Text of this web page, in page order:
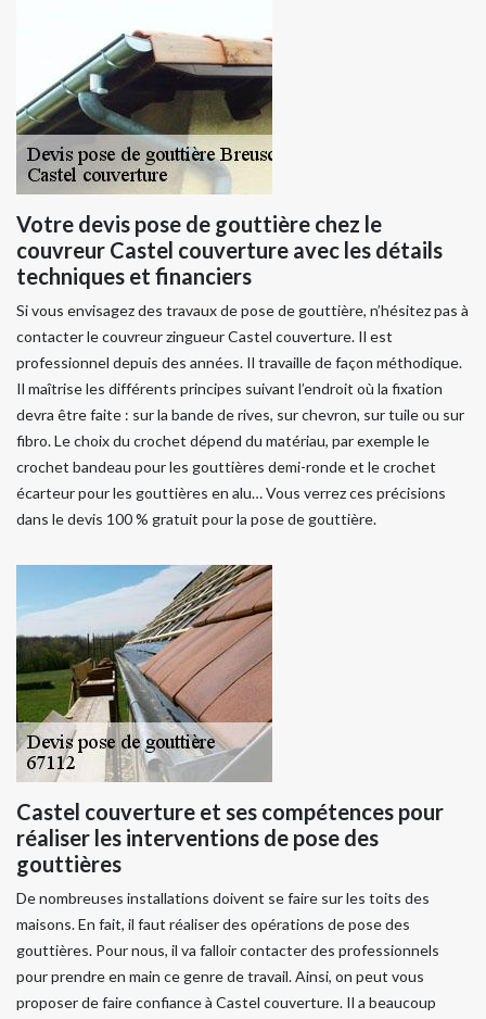
Votre devis pose de gouttière chez le
couvreur Castel couverture avec les détails
techniques et financiers
Si vous envisagez des travaux de pose de gouttière, n’hésitez pas à
contacter le couvreur zingueur Castel couverture. Il est
professionnel depuis des années. Il travaille de façon méthodique.
Il maîtrise les différents principes suivant l’endroit où la fixation
devra être faite : sur la bande de rives, sur chevron, sur tuile ou sur
fibro. Le choix du crochet dépend du matériau, par exemple le
crochet bandeau pour les gouttières demi-ronde et le crochet
écarteur pour les gouttières en alu… Vous verrez ces précisions
dans le devis 100 % gratuit pour la pose de gouttière.
Castel couverture et ses compétences pour
réaliser les interventions de pose des
gouttières
De nombreuses installations doivent se faire sur les toits des
maisons. En fait, il faut réaliser des opérations de pose des
gouttières. Pour nous, il va falloir contacter des professionnels
pour prendre en main ce genre de travail. Ainsi, on peut vous
proposer de faire confiance à Castel couverture. Il a beaucoup